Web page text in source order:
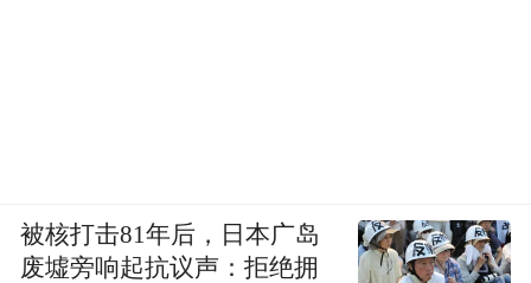
被核打击81年后，日本广岛
废墟旁响起抗议声：拒绝拥